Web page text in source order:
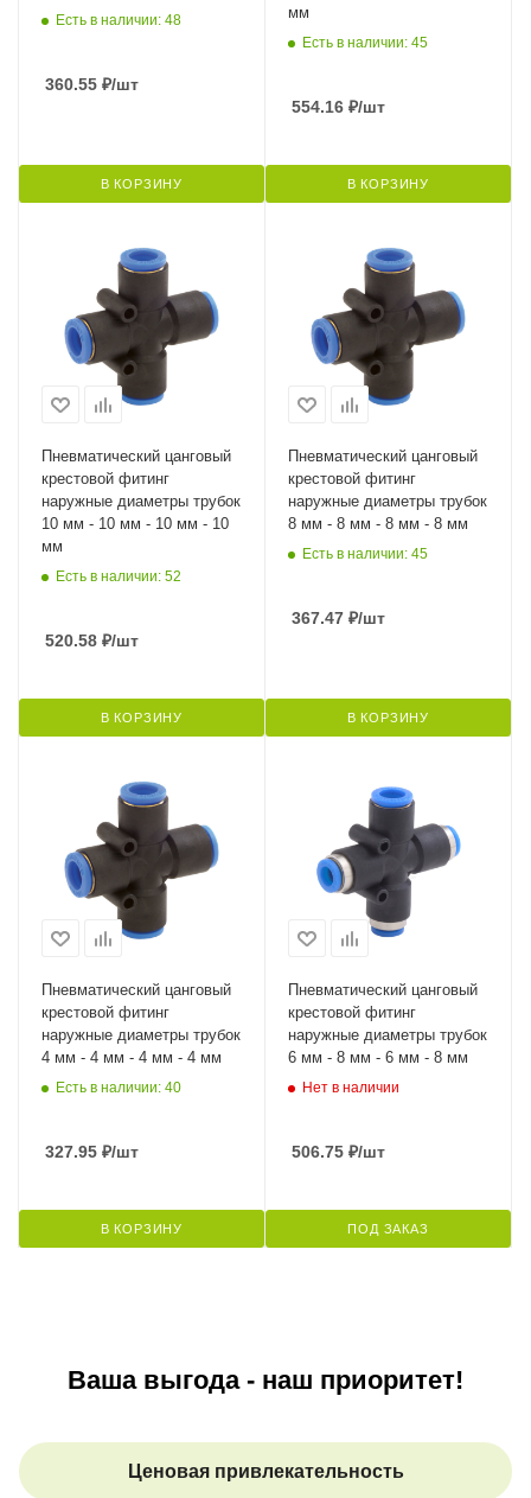
Есть в наличии: 48
360.55 ₽/шт
В КОРЗИНУ
мм
Есть в наличии: 45
554.16 ₽/шт
В КОРЗИНУ
Пневматический цанговый
крестовой фитинг
наружные диаметры трубок
10 мм - 10 мм - 10 мм - 10
мм
Есть в наличии: 52
520.58 ₽/шт
В КОРЗИНУ
Пневматический цанговый
крестовой фитинг
наружные диаметры трубок
8 мм - 8 мм - 8 мм - 8 мм
Есть в наличии: 45
367.47 ₽/шт
В КОРЗИНУ
Пневматический цанговый
крестовой фитинг
наружные диаметры трубок
4 мм - 4 мм - 4 мм - 4 мм
Есть в наличии: 40
327.95 ₽/шт
В КОРЗИНУ
Пневматический цанговый
крестовой фитинг
наружные диаметры трубок
6 мм - 8 мм - 6 мм - 8 мм
Нет в наличии
506.75 ₽/шт
ПОД ЗАКАЗ
Ваша выгода - наш приоритет!
Ценовая привлекательность